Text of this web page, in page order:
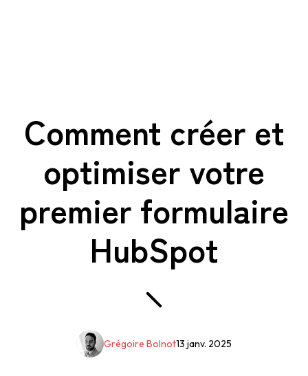
Comment créer et
optimiser votre
premier formulaire
HubSpot
13 janv. 2025
Grégoire Bolnot